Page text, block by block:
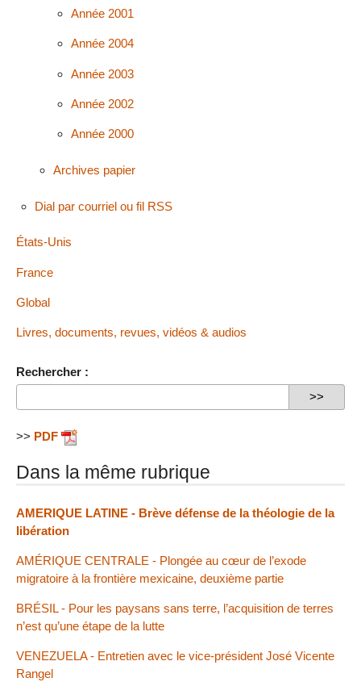
Année 2001
Année 2004
Année 2003
Année 2002
Année 2000
Archives papier
Dial par courriel ou fil RSS
États-Unis
France
Global
Livres, documents, revues, vidéos & audios
Rechercher :
>> PDF
Dans la même rubrique
AMERIQUE LATINE - Brève défense de la théologie de la
libération
AMÉRIQUE CENTRALE - Plongée au cœur de l’exode
migratoire à la frontière mexicaine, deuxième partie
BRÉSIL - Pour les paysans sans terre, l’acquisition de terres
n’est qu’une étape de la lutte
VENEZUELA - Entretien avec le vice-président José Vicente
Rangel